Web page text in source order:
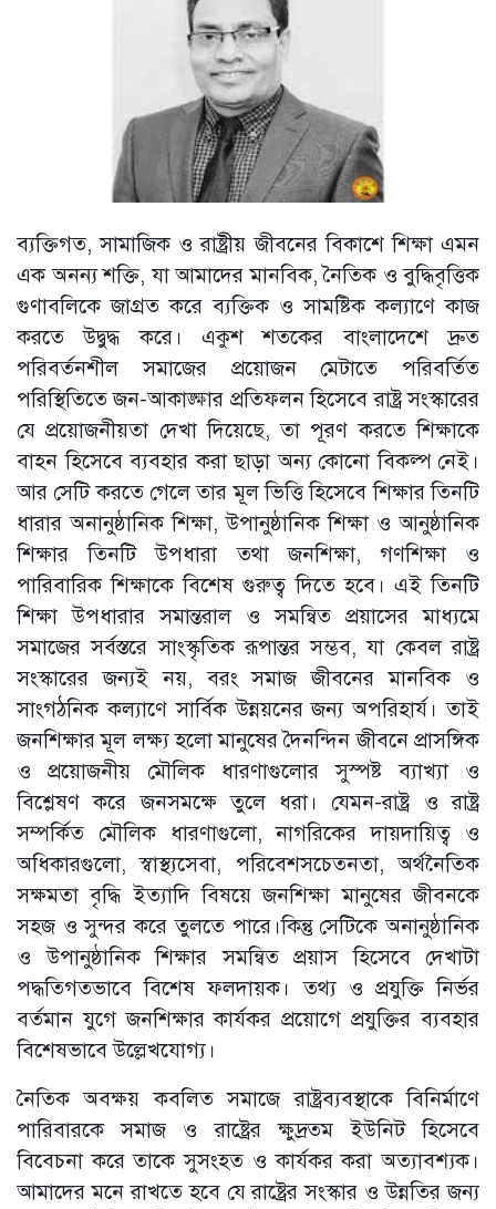
ব্যক্তিগত, সামাজিক ও রাষ্ট্রীয় জীবনের বিকাশে শিক্ষা এমন
এক অনন্য শক্তি, যা আমাদের মানবিক, নৈতিক ও বুদ্ধিবৃত্তিক
গুণাবলিকে জাগ্রত করে ব্যক্তিক ও সামষ্টিক কল্যাণে কাজ
করতে উদ্বুদ্ধ করে। একুশ শতকের বাংলাদেশে দ্রুত
পরিবর্তনশীল সমাজের প্রয়োজন মেটাতে পরিবর্তিত
পরিস্থিতিতে জন-আকাঙ্ক্ষার প্রতিফলন হিসেবে রাষ্ট্র সংস্কারের
যে প্রয়োজনীয়তা দেখা দিয়েছে, তা পূরণ করতে শিক্ষাকে
বাহন হিসেবে ব্যবহার করা ছাড়া অন্য কোনো বিকল্প নেই।
আর সেটি করতে গেলে তার মূল ভিত্তি হিসেবে শিক্ষার তিনটি
ধারার অনানুষ্ঠানিক শিক্ষা, উপানুষ্ঠানিক শিক্ষা ও আনুষ্ঠানিক
শিক্ষার তিনটি উপধারা তথা জনশিক্ষা, গণশিক্ষা ও
পারিবারিক শিক্ষাকে বিশেষ গুরুত্ব দিতে হবে। এই তিনটি
শিক্ষা উপধারার সমান্তরাল ও সমন্বিত প্রয়াসের মাধ্যমে
সমাজের সর্বস্তরে সাংস্কৃতিক রূপান্তর সম্ভব, যা কেবল রাষ্ট্র
সংস্কারের জন্যই নয়, বরং সমাজ জীবনের মানবিক ও
সাংগঠনিক কল্যাণে সার্বিক উন্নয়নের জন্য অপরিহার্য। তাই
জনশিক্ষার মূল লক্ষ্য হলো মানুষের দৈনন্দিন জীবনে প্রাসঙ্গিক
ও প্রয়োজনীয় মৌলিক ধারণাগুলোর সুস্পষ্ট ব্যাখ্যা ও
বিশ্লেষণ করে জনসমক্ষে তুলে ধরা। যেমন-রাষ্ট্র ও রাষ্ট্র
সম্পর্কিত মৌলিক ধারণাগুলো, নাগরিকের দায়দায়িত্ব ও
অধিকারগুলো, স্বাস্থ্যসেবা, পরিবেশসচেতনতা, অর্থনৈতিক
সক্ষমতা বৃদ্ধি ইত্যাদি বিষয়ে জনশিক্ষা মানুষের জীবনকে
সহজ ও সুন্দর করে তুলতে পারে।কিন্তু সেটিকে অনানুষ্ঠানিক
ও উপানুষ্ঠানিক শিক্ষার সমন্বিত প্রয়াস হিসেবে দেখাটা
পদ্ধতিগতভাবে বিশেষ ফলদায়ক। তথ্য ও প্রযুক্তি নির্ভর
বর্তমান যুগে জনশিক্ষার কার্যকর প্রয়োগে প্রযুক্তির ব্যবহার
বিশেষভাবে উল্লেখযোগ্য।
নৈতিক অবক্ষয় কবলিত সমাজে রাষ্ট্রব্যবস্থাকে বিনির্মাণে
পারিবারকে সমাজ ও রাষ্ট্রের ক্ষুদ্রতম ইউনিট হিসেবে
বিবেচনা করে তাকে সুসংহত ও কার্যকর করা অত্যাবশ্যক।
আমাদের মনে রাখতে হবে যে রাষ্ট্রের সংস্কার ও উন্নতির জন্য